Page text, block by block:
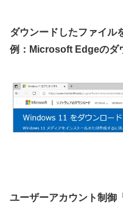
ダウンードしたファイル
例：Microsoft Edgeのダ
ユーザーアカウント制御